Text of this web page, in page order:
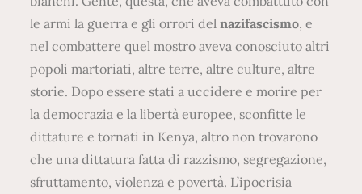
le armi la guerra e gli orrori delnazifascismo, e
nel combattere quel mostro aveva conosciuto altri
popoli martoriati, altre terre, altre culture, altre
storie. Dopo essere stati a uccidere e morire per
la democrazia e la libertà europee, sconfitte le
dittature e tornati in Kenya, altro non trovarono
che una dittatura fatta di razzismo, segregazione,
sfruttamento, violenza e povertà. L’ipocrisia